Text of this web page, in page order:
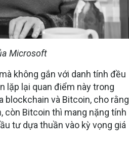
Microsoft
không gắn với danh tính đều
lặp lại quan điểm này trong
blockchain và Bitcoin, cho rằng
còn Bitcoin thì mang nặng tính
tư dựa thuần vào kỳ vọng giá